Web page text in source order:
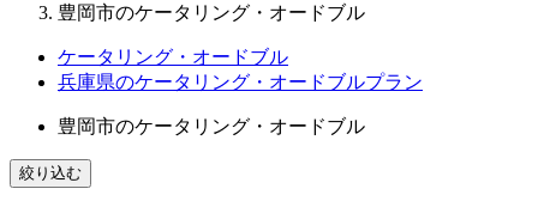
豊岡市のケータリング・オードブル
ケータリング・オードブル
兵庫県のケータリング・オードブルプラン
豊岡市のケータリング・オードブル
絞り込む